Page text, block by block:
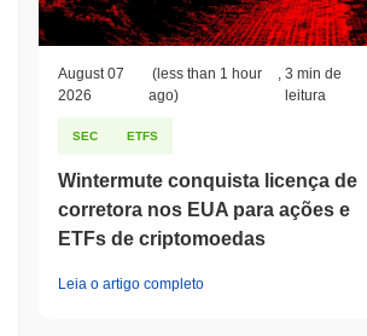
August 07
2026
(less than 1 hour
ago)
,3 min de
leitura
SEC ETFS
Wintermute conquista licença de
corretora nos EUA para ações e
ETFs de criptomoedas
Leia o artigo completo